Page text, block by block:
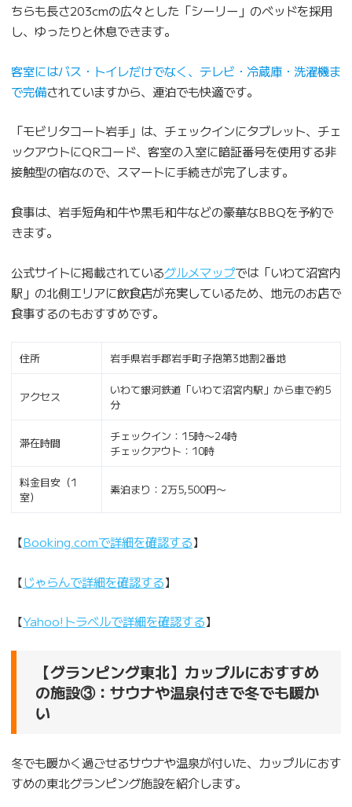
ちらも長さ203cmの広々とした「シーリー」のベッドを採用
し、ゆったりと休息できます。
客室にはバス・トイレだけでなく、テレビ・冷蔵庫・洗濯機ま
で完備されていますから、連泊でも快適です。
「モビリタコート岩手」は、チェックインにタブレット、チェ
ックアウトにQRコード、客室の入室に暗証番号を使用する非
接触型の宿なので、スマートに手続きが完了します。
食事は、岩手短角和牛や黒毛和牛などの豪華なBBQを予約で
きます。
公式サイトに掲載されているグルメマップでは「いわて沼宮内
駅」の北側エリアに飲食店が充実しているため、地元のお店で
食事するのもおすすめです。
住所 岩手県岩手郡岩手町子抱第3地割2番地
アクセス
いわて銀河鉄道「いわて沼宮内駅」から車で約5
分
滞在時間
チェックイン：15時〜24時
チェックアウト：10時
料金目安（1
室）
素泊まり：2万5,500円〜
【Booking.comで詳細を確認する】
【じゃらんで詳細を確認する】
【Yahoo!トラベルで詳細を確認する】
【グランピング東北】カップルにおすすめ
の施設③：サウナや温泉付きで冬でも暖か
い
冬でも暖かく過ごせるサウナや温泉が付いた、カップルにおす
すめの東北グランピング施設を紹介します。